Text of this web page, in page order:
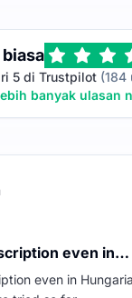
biasa
5 di Trustpilot(184
banyak ulasan
even in…
even in